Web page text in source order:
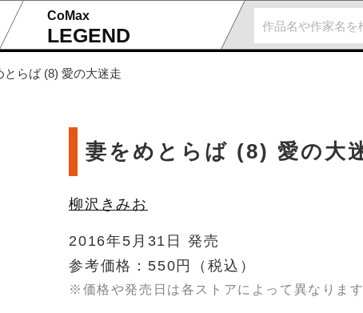
CoMax
LEGEND
とらば (8) 愛の大迷走
妻をめとらば (8) 愛の大
柳沢きみお
2016年5月31日 発売
参考価格：550円
（税込）
※価格や発売日は各ストアによって異なります